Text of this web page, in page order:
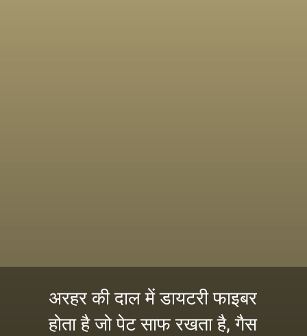
अरहर की दाल में डायटरी फाइबर
होता है जो पेट साफ रखता है, गैस